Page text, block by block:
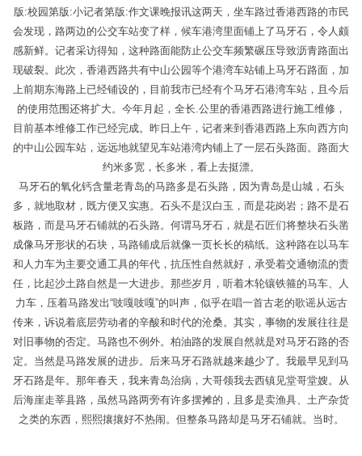
版:校园第版:小记者第版:作文课晚报讯这两天，坐车路过香港西路的市民
会发现，路两边的公交车站变了样，候车港湾里面铺上了马牙石，令人颇
感新鲜。记者采访得知，这种路面能防止公交车频繁碾压导致沥青路面出
现破裂。此次，香港西路共有中山公园等个港湾车站铺上马牙石路面，加
上前期东海路上已经铺设的，目前我市已经有个马牙石港湾车站，且今后
的使用范围还将扩大。今年月起，全长.公里的香港西路进行施工维修，
目前基本维修工作已经完成。昨日上午，记者来到香港西路上东向西方向
的中山公园车站，远远地就望见车站港湾内铺上了一层石头路面。路面大
约米多宽，长多米，看上去挺漂。
马牙石的氧化钙含量老青岛的马路多是石头路，因为青岛是山城，石头
多，就地取材，既方便又实惠。石头不是汉白玉，而是花岗岩；路不是石
板路，而是马牙石铺就的石头路。何谓马牙石，就是石匠们将整块石头凿
成像马牙形状的石块，马路铺成后就像一页长长的稿纸。这种路在以马车
和人力车为主要交通工具的年代，抗压性自然就好，承受着交通物流的责
任，比起沙土路自然是一大进步。那些岁月，听着木轮镶铁箍的马车、人
力车，压着马路发出“吱嘎吱嘎”的叫声，似乎在唱一首古老的歌谣从远古
传来，诉说着底层劳动者的辛酸和时代的沧桑。其实，事物的发展往往是
对旧事物的否定。马路也不例外。柏油路的发展自然就是对马牙石路的否
定。当然是马路发展的进步。后来马牙石路就越来越少了。我最早见到马
牙石路是年。那年春天，我来青岛治病，大哥领我去西镇见堂哥堂嫂。从
后海崖走莘县路，虽然马路两旁有许多摆摊的，且多是卖渔具、土产杂货
之类的东西，熙熙攘攘好不热闹。但整条马路却是马牙石铺就。当时。